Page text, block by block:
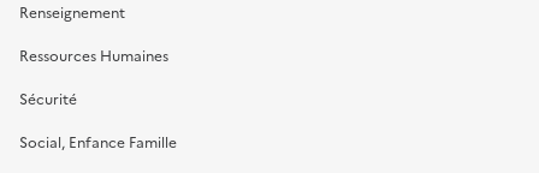
Renseignement
Ressources Humaines
Sécurité
Social, Enfance Famille